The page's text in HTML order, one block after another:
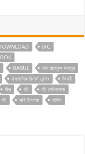
IRC
RASUL
আর রাহেকুল মাক্তুব
ইসলামিক রিসার্স সেন্টার
জিবনী
ফ্রি বই
বই ডাউনলোড
বই সহি ইসলাম হাদিস